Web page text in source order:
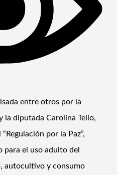
entre otros por la
la diputada Carolina Tello,
por la Paz”,
para el uso adulto del
autocultivo y consumo